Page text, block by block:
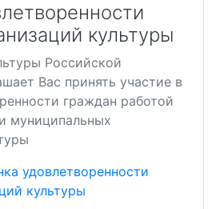
культуры
Российской
Вас принять участие в
граждан работой
муниципальных